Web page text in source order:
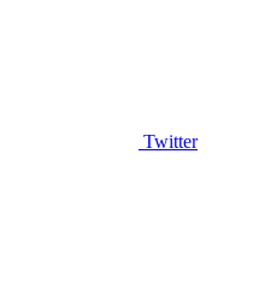
Twitter